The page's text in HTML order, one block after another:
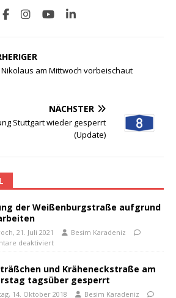
am Mittwoch vorbeischaut
NÄCHSTER
Stuttgart wieder gesperrt
(Update)
der Weißenburgstraße aufgrund
21. Juli 2021
Besim Karadeniz
deaktiviert
und Kräheneckstraße am
tagsüber gesperrt
14. Oktober 2018 Besim Karadeniz